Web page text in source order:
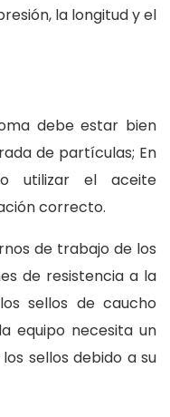
la longitud y el
debe estar bien
de partículas; En
utilizar el aceite
correcto.
de trabajo de los
de resistencia a la
sellos de caucho
equipo necesita un
sellos debido a su